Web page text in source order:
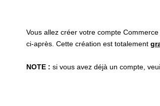
Vous allez créer votre compte
ci-après. Cette création est totalement
NOTE : si vous avez déjà un compte,